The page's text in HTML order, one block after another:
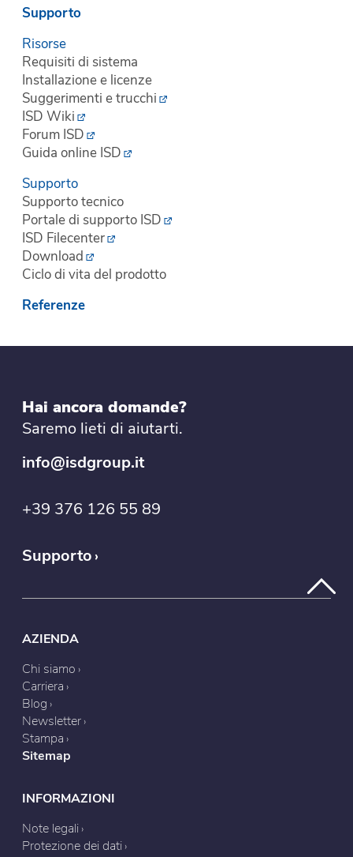
Supporto
Risorse
Requisiti di sistema
Installazione e licenze
Suggerimenti e trucchi
ISD Wiki
Forum ISD
Guida online ISD
Supporto
Supporto tecnico
Portale di supporto ISD
ISD Filecenter
Download
Ciclo di vita del prodotto
Referenze
Hai ancora domande?
Saremo lieti di aiutarti.
info@isdgroup.it
+39 376 126 55 89
Supporto
AZIENDA
Chi siamo
Carriera
Blog
Newsletter
Stampa
Sitemap
INFORMAZIONI
Note legali
Protezione dei dati